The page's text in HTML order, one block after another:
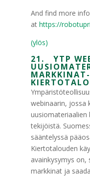
And find more
at https://
(ylös)
21. YTP
MARKKINAT-
webinaarin, jossa
uusiomateriaalien
tekijöistä.
sääntelyssä
Kiertotalouden
avainkysymys on,
markkinat ja